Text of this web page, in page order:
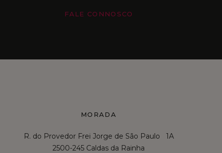
FALE CONNOSCO
MORADA
R. do Provedor Frei Jorge de São Paulo 1A
2500-245 Caldas da Rainha